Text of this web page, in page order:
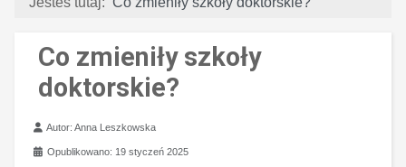
Co zmieniły szkoły
doktorskie?
Szczegóły
Autor:Anna Leszkowska
Opublikowano: 19 styczeń 2025